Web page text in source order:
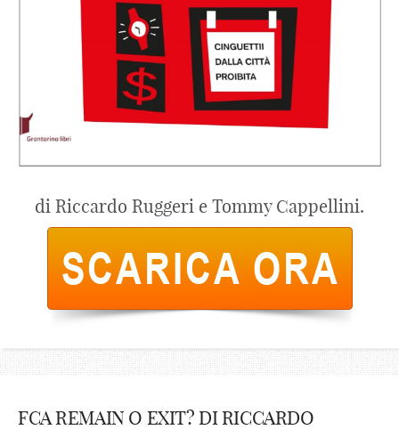
di Riccardo Ruggeri e Tommy Cappellini.
FCA REMAIN O EXIT? DI RICCARDO